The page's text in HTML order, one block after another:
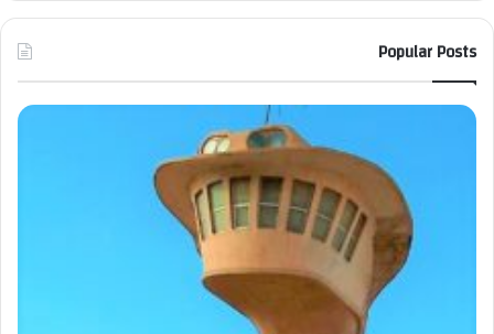
Popular Posts